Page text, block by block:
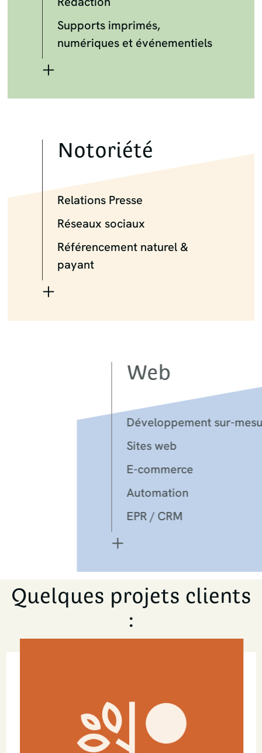
Rédaction
Supports imprimés,
numériques et événementiels
+
Notoriété
Relations Presse
Réseaux sociaux
Référencement naturel &
payant
+
Développement sur-mesure
Quelques projets clients
: